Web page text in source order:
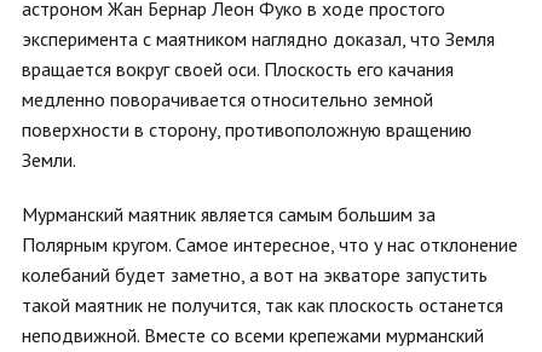
астроном Жан Бернар Леон Фуко в ходе простого
эксперимента с маятником наглядно доказал, что Земля
вращается вокруг своей оси. Плоскость его качания
медленно поворачивается относительно земной
поверхности в сторону, противоположную вращению
Земли.
Мурманский маятник является самым большим за
Полярным кругом. Самое интересное, что у нас отклонение
колебаний будет заметно, а вот на экваторе запустить
такой маятник не получится, так как плоскость останется
неподвижной. Вместе со всеми крепежами мурманский